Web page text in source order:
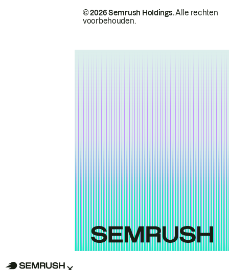
© 2026 Semrush Holdings.Alle rechten
voorbehouden.